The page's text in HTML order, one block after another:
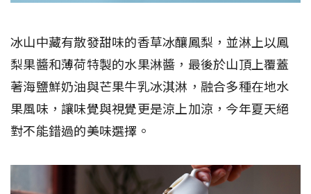
冰山中藏有散發甜味的香草冰釀鳳梨，並淋上以鳳
梨果醬和薄荷特製的水果淋醬，最後於山頂上覆蓋
著海鹽鮮奶油與芒果牛乳冰淇淋，融合多種在地水
果風味，讓味覺與視覺更是涼上加涼，今年夏天絕
對不能錯過的美味選擇。